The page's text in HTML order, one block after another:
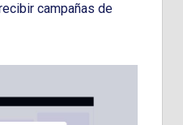
campañas de